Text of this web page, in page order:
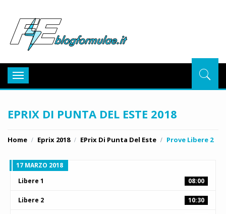
Toggle
navigation
EPRIX DI PUNTA DEL ESTE 2018
Home Eprix 2018 EPrix Di Punta Del Este Prove Libere 2
17 MARZO 2018
Libere 1
08:00
Libere 2 10:30